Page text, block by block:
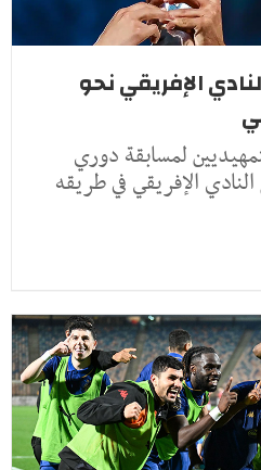
الإفريقي نحو
لمسابقة دوري
الإفريقي في طريقه